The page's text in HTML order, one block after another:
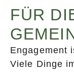
FÜR
Engagement
Viele Dinge